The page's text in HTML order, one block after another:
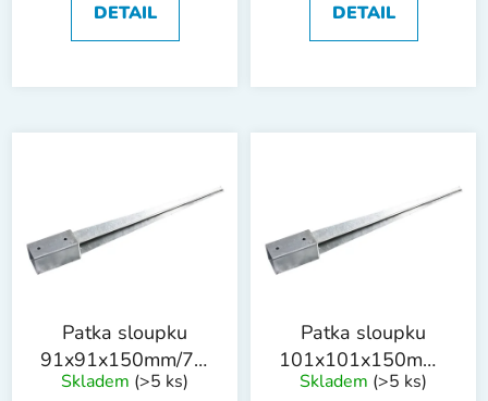
DETAIL DETAIL
Patka sloupku
91x91x150mm/75cm
tl. 1.8mm ZN
Skladem (>5 ks)
Patka sloupku
101x101x150mm/
tl. 1.8mm ZN
Skladem (>5 ks)